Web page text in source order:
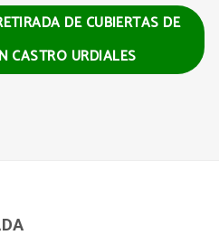
DE CUBIERTAS DE
CASTRO URDIALES